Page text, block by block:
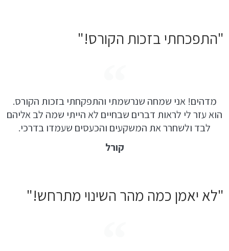
"התפכחתי בזכות הקורס!"
מדהים! אני שמחה שנרשמתי והתפקחתי בזכות הקורס.
הוא עזר לי לראות דברים שבחיים לא הייתי שמה לב אליהם
לבד ולשחרר את המשקעים והכעסים שעמדו בדרכי.
קורל
"לא יאמן כמה מהר השינוי מתרחש!"